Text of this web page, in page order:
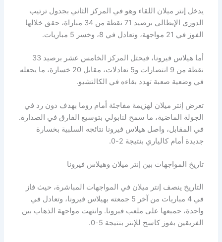
يدخل إنتر ميلان اللقاء وهو في المركز الثاني بجدول ترتيب
الدوري الإيطالي برصيد 71 نقطة من 34 مباراة، حقق خلالها
الفوز في 21 مواجهة، وتعادل في 8، وخسر 5 مباريات.
أما هيلاس فيرونا، فيحتل المركز الخامس عشر برصيد 33
نقطة من 9 انتصارات و5 تعادلات، مقابل 20 خسارة، ما يجعله
في وضعية صعبة تهدد بقاءه في الكالتشيو.
تعرض إنتر ميلان لهزيمة مفاجئة أمام روما بهدف دون رد في
الجولة الماضية، ما سمح لنابولي بتوسيع الفارق في الصدارة.
في المقابل، واصل هيلاس فيرونا نتائجه السلبية بخسارة
جديدة أمام كالياري بنتيجة 2-0.
تاريخ المواجهات بين إنتر ميلان وهيلاس فيرونا
التاريخ ينصف إنتر ميلان في المواجهات المباشرة، حيث فاز
في 4 مباريات من آخر 5 جمعته بهيلاس فيرونا، وتعادل في
واحدة، جميعها على ملعب فيرونا. وانتهت مواجهة الذهاب بين
الفريقين بفوز كاسح للإنتر بنتيجة 5-0.